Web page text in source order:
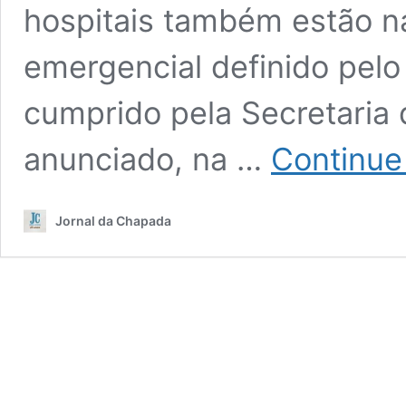
hospitais também estão
emergencial definido
cumprido pela Secretaria
anunciado, na …
Jornal da Chapada